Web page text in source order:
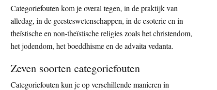
Categoriefouten kom je overal tegen, in de praktijk van
alledag, in de geesteswetenschappen, in de esoterie en in
theïstische en non-theïstische religies zoals het christendom,
het jodendom, het boeddhisme en de advaita vedanta.
Zeven soorten categoriefouten
Categoriefouten kun je op verschillende manieren in